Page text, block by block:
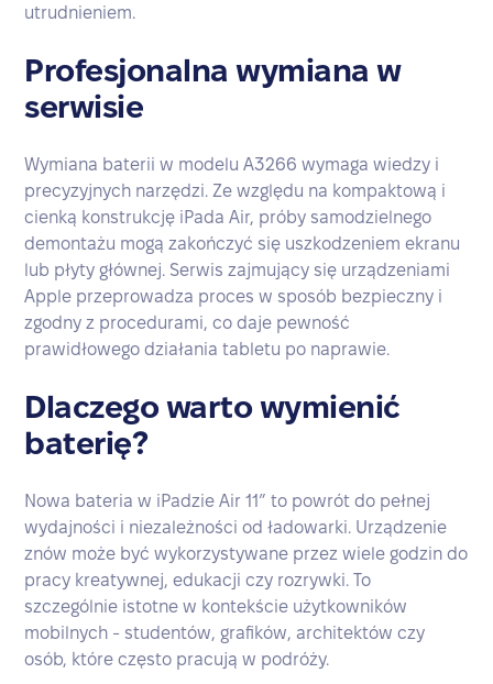
utrudnieniem.
Profesjonalna wymiana w
serwisie
Wymiana baterii w modelu A3266 wymaga wiedzy i
precyzyjnych narzędzi. Ze względu na kompaktową i
cienką konstrukcję iPada Air, próby samodzielnego
demontażu mogą zakończyć się uszkodzeniem ekranu
lub płyty głównej. Serwis zajmujący się urządzeniami
Apple przeprowadza proces w sposób bezpieczny i
zgodny z procedurami, co daje pewność
prawidłowego działania tabletu po naprawie.
Dlaczego warto wymienić
baterię?
Nowa bateria w iPadzie Air 11” to powrót do pełnej
wydajności i niezależności od ładowarki. Urządzenie
znów może być wykorzystywane przez wiele godzin do
pracy kreatywnej, edukacji czy rozrywki. To
szczególnie istotne w kontekście użytkowników
mobilnych - studentów, grafików, architektów czy
osób, które często pracują w podróży.